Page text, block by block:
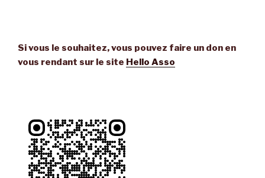
Si vous le souhaitez, vous pouvez faire un don en
vous rendant sur le site Hello Asso